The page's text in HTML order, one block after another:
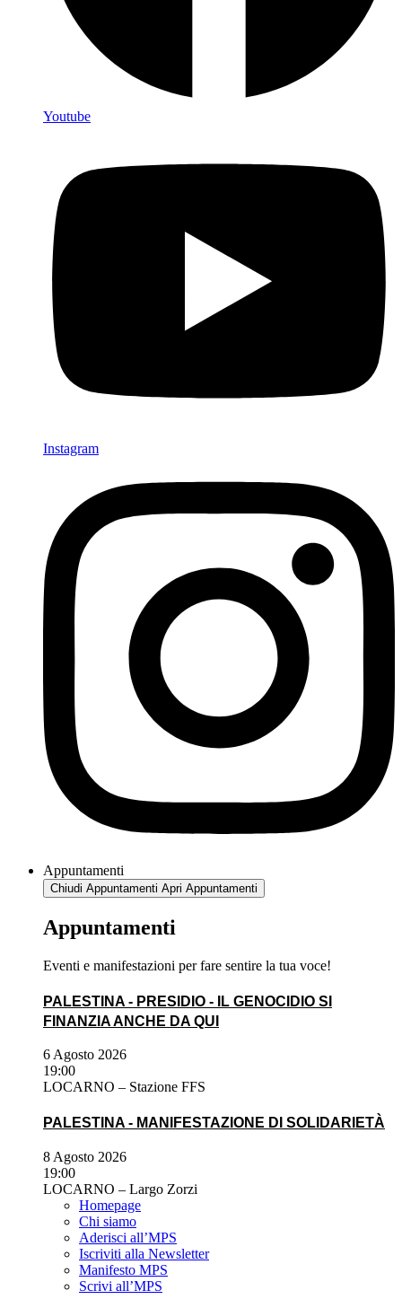
Youtube
Instagram
Appuntamenti
Chiudi Appuntamenti Apri Appuntamenti
Appuntamenti
Eventi e manifestazioni per fare sentire la tua voce!
PALESTINA - PRESIDIO - IL GENOCIDIO SI
FINANZIA ANCHE DA QUI
6 Agosto 2026
19:00
LOCARNO – Stazione FFS
PALESTINA - MANIFESTAZIONE DI SOLIDARIETÀ
8 Agosto 2026
19:00
LOCARNO – Largo Zorzi
Homepage
Chi siamo
Aderisci all’MPS
Iscriviti alla Newsletter
Manifesto MPS
Scrivi all’MPS